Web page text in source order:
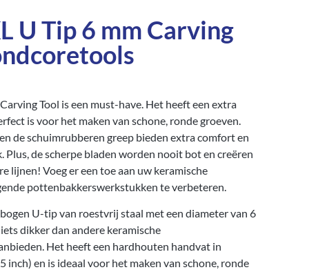
U Tip 6 mm Carving
Tool is een must-have. Het heeft een extra
is voor het maken van schone, ronde groeven.
de schuimrubberen greep bieden extra comfort en
de scherpe bladen worden nooit bot en creëren
lijnen! Voeg er een toe aan uw keramische
pottenbakkerswerkstukken te verbeteren.
U-tip van roestvrij staal met een diameter van 6
dikker dan andere keramische
Het heeft een hardhouten handvat in
inch) en is ideaal voor het maken van schone, ronde